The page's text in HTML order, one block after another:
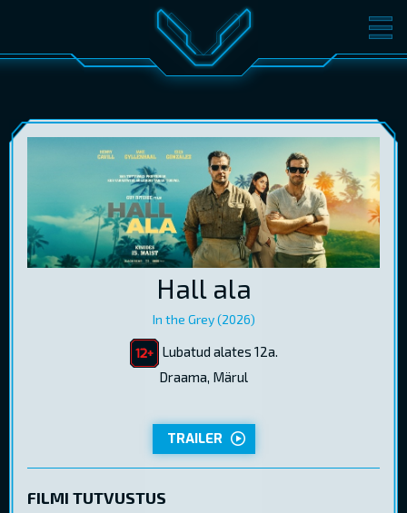
FILMID PILETID
KONVERENTS V-KLUBI
KINKEKAARDID
Hall ala
In the Grey (2026)
Lubatud alates 12a.
Draama, Märul
TRAILER
FILMI TUTVUSTUS